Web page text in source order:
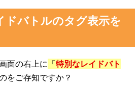
ドバトルのタグ表示を
面の右上に 「特別なレイドバト
をご存知ですか？